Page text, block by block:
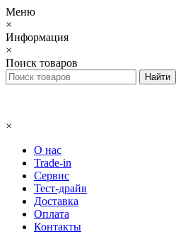
Меню
×
Информация
×
Поиск товаров
×
О нас
Trade-in
Сервис
Тест-драйв
Доставка
Оплата
Контакты